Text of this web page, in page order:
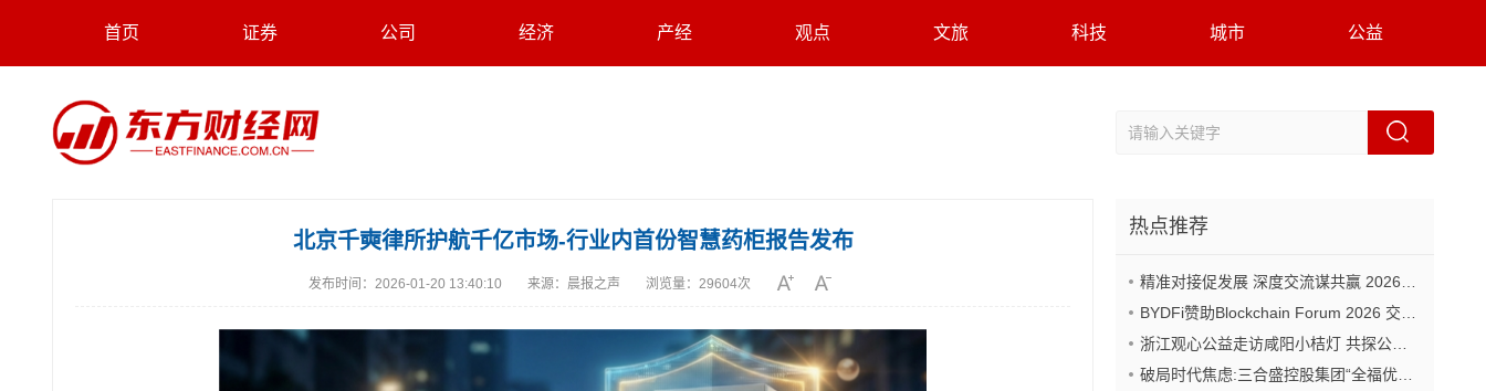
首页 证券 公司 经济 产经 观点 文旅 科技 城市 公益
北京千奭律所护航千亿市场-行业内首份智慧药柜报告发布
发布时间： 2026-01-20 13:40:10 来源： 晨报之声 浏览量： 29604次
热点推荐